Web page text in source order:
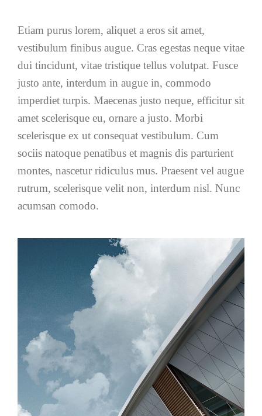
Etiam purus lorem, aliquet a eros sit amet,
vestibulum finibus augue. Cras egestas neque vitae
dui tincidunt, vitae tristique tellus volutpat. Fusce
justo ante, interdum in augue in, commodo
imperdiet turpis. Maecenas justo neque, efficitur sit
amet scelerisque eu, ornare a justo. Morbi
scelerisque ex ut consequat vestibulum. Cum
sociis natoque penatibus et magnis dis parturient
montes, nascetur ridiculus mus. Praesent vel augue
rutrum, scelerisque velit non, interdum nisl. Nunc
acumsan comodo.